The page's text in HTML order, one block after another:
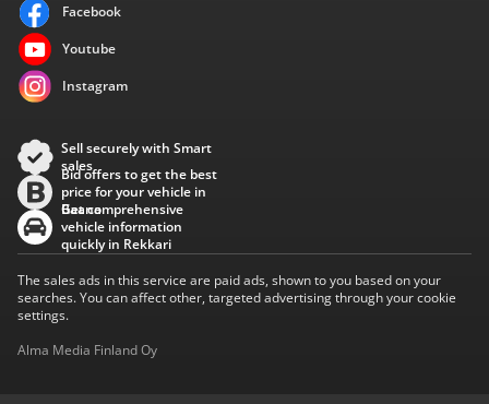
Facebook
Youtube
Instagram
Sell securely with Smart
sales
Bid offers to get the best
price for your vehicle in
Baana
Get comprehensive
vehicle information
quickly in Rekkari
The sales ads in this service are paid ads, shown to you based on your
searches. You can affect other, targeted advertising through your cookie
settings.
Alma Media Finland Oy